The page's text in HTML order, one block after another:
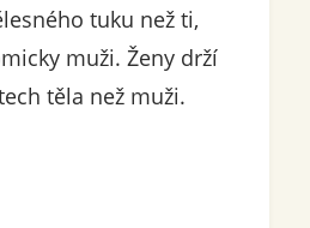
tuku než ti,
muži. Ženy drží
těla než muži.